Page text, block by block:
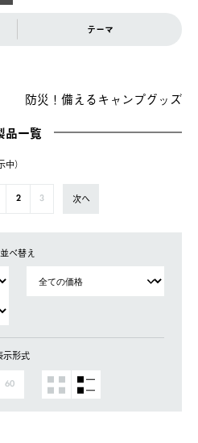
テーマ
防災！備えるキャンプグッズ
品一覧
）
2 3 次へ
並べ替え
示形式
60